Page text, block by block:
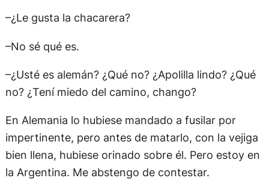
–¿Le gusta la chacarera?
–No sé qué es.
–¿Usté es alemán? ¿Qué no? ¿Apolilla lindo? ¿Qué
no? ¿Tení miedo del camino, chango?
En Alemania lo hubiese mandado a fusilar por
impertinente, pero antes de matarlo, con la vejiga
bien llena, hubiese orinado sobre él. Pero estoy en
la Argentina. Me abstengo de contestar.